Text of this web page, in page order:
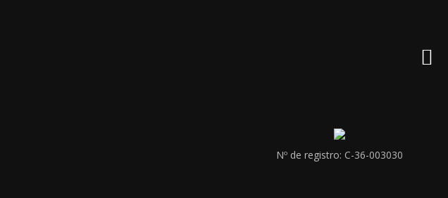
Nº de registro: C-36-003030